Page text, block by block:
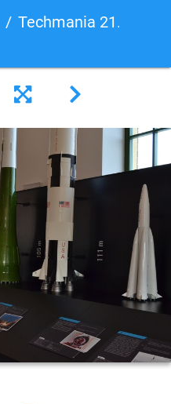
Techmania 21.10.2014 (57)